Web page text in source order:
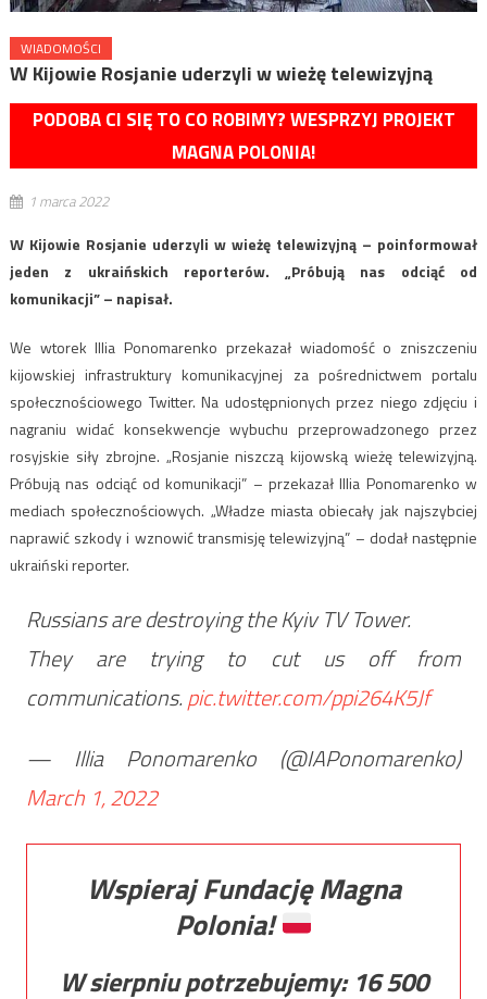
WIADOMOŚCI
W Kijowie Rosjanie uderzyli w wieżę telewizyjną
PODOBA CI SIĘ TO CO ROBIMY? WESPRZYJ PROJEKT
MAGNA POLONIA!
1 marca 2022
W Kijowie Rosjanie uderzyli w wieżę telewizyjną – poinformował
jeden z ukraińskich reporterów. „Próbują nas odciąć od
komunikacji” – napisał.
We wtorek Illia Ponomarenko przekazał wiadomość o zniszczeniu
kijowskiej infrastruktury komunikacyjnej za pośrednictwem portalu
społecznościowego Twitter. Na udostępnionych przez niego zdjęciu i
nagraniu widać konsekwencje wybuchu przeprowadzonego przez
rosyjskie siły zbrojne. „Rosjanie niszczą kijowską wieżę telewizyjną.
Próbują nas odciąć od komunikacji” – przekazał Illia Ponomarenko w
mediach społecznościowych. „Władze miasta obiecały jak najszybciej
naprawić szkody i wznowić transmisję telewizyjną” – dodał następnie
ukraiński reporter.
Russians are destroying the Kyiv TV Tower.
They are trying to cut us off from
communications.pic.twitter.com/ppi264K5Jf
— Illia Ponomarenko (@IAPonomarenko)
March 1, 2022
Wspieraj Fundację Magna
Polonia!
W sierpniu potrzebujemy: 16 500